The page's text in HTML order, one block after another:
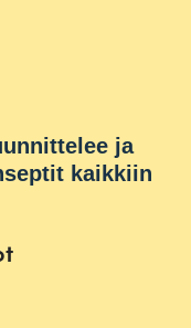
ja
kaikkiin